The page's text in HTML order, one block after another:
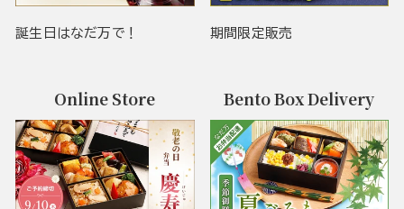
誕生日はなだ万で！ 期間限定販売
Online Store Bento Box Delivery